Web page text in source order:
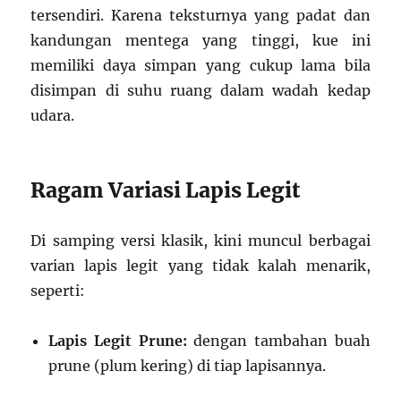
tersendiri. Karena teksturnya yang padat dan
kandungan mentega yang tinggi, kue ini
memiliki daya simpan yang cukup lama bila
disimpan di suhu ruang dalam wadah kedap
udara.
Ragam Variasi Lapis Legit
Di samping versi klasik, kini muncul berbagai
varian lapis legit yang tidak kalah menarik,
seperti:
Lapis Legit Prune: dengan tambahan buah
prune (plum kering) di tiap lapisannya.